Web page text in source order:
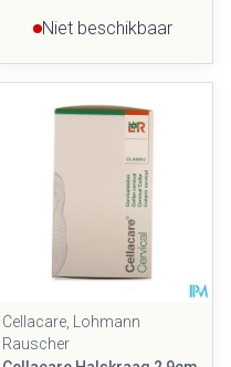
Niet beschikbaar
Cellacare, Lohmann
Rauscher